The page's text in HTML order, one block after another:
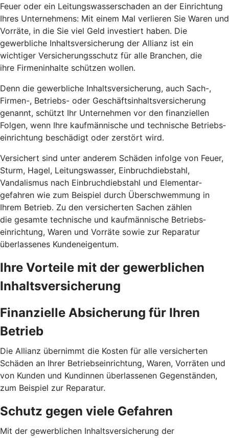
Feuer oder ein Leitungs­wasserschaden an der Einrichtung
Ihres Unternehmens: Mit einem Mal verlieren Sie Waren und
Vorräte, in die Sie viel Geld investiert haben. Die
gewerbliche Inhalts­versicherung der Allianz ist ein
wichtiger Versicherungsschutz für alle Branchen, die
ihre Firmeninhalte schützen wollen.
Denn die gewerbliche Inhalts­versicherung, auch Sach-,
Firmen-, Betriebs- oder Geschäfts­inhalts­versicherung
genannt, schützt Ihr Unternehmen vor den finanziellen
Folgen, wenn Ihre kauf­männische und technische Betriebs­
einrichtung beschädigt oder zerstört wird.
Versichert sind unter anderem Schäden infolge von Feuer,
Sturm, Hagel, Leitungswasser, Einbruch­diebstahl,
Vandalismus nach Einbruch­diebstahl und Elementar­
gefahren wie zum Beispiel durch Über­schwemmung in
Ihrem Betrieb. Zu den versicherten Sachen zählen
die gesamte technische und kauf­männische Betriebs­
einrichtung, Waren und Vorräte sowie zur Reparatur
überlassenes Kunden­eigentum.
Ihre Vorteile mit der gewerblichen
Inhalts­versicherung
Finanzielle Absicherung für Ihren
Betrieb
Die Allianz übernimmt die Kosten für alle versicherten
Schäden an Ihrer Betriebseinrichtung, Waren, Vorräten und
von Kunden und Kundinnen überlassenen Gegenständen,
zum Beispiel zur Reparatur.
Schutz gegen viele Gefahren
Mit der gewerblichen Inhalts­versicherung der